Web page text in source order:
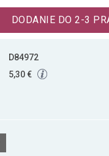
DODANIE DO 2-3
D84972
5,30 €